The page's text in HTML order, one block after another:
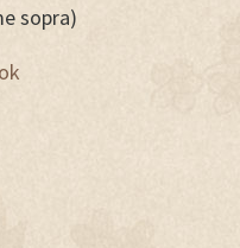
sopra)